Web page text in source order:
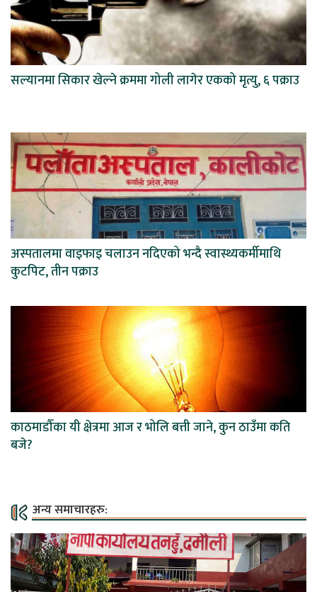
सल्यानमा सिकार खेल्ने क्रममा गोली लागेर एकको मृत्यु, ६ पक्राउ
अस्पतालमा वाइफाइ चलाउन नदिएको भन्दै स्वास्थ्यकर्मीमाथि
कुटपिट, तीन पक्राउ
काठमाडौँका यी क्षेत्रमा आज र भोलि बत्ती जाने, कुन ठाउँमा कति
बजे?
अन्य समाचारहरु: